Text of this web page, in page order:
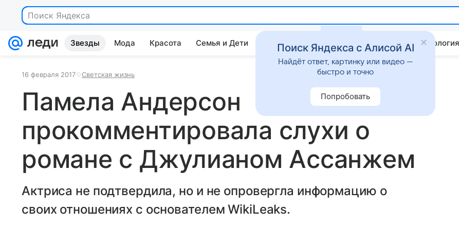
Поиск Яндекса
Звезды Мода Красота Семья и Дети Дом Гороскопы Стиль жизни Психология
16 февраля 2017 Светская жизнь
Памела Андерсон
прокомментировала слухи о
романе с Джулианом Ассанжем
Актриса не подтвердила, но и не опровергла информацию о
своих отношениях с основателем WikiLeaks.
Поиск Яндекса с Алисой AI
Найдёт ответ, картинку или видео —
быстро и точно
Попробовать